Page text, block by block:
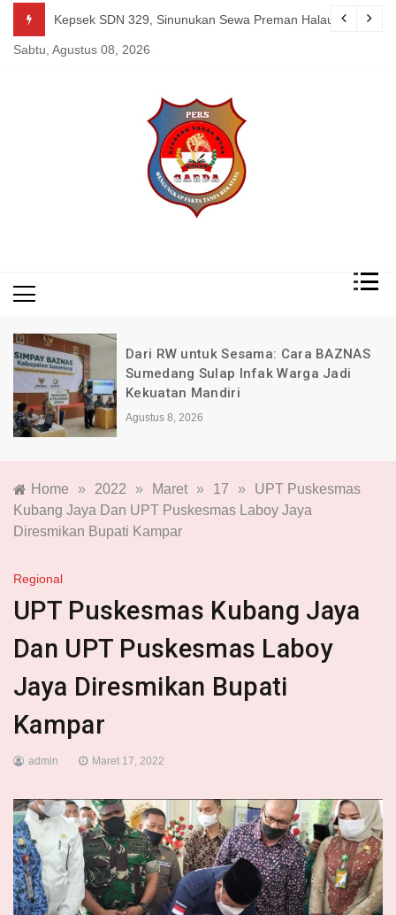
content
Tetap Berkarya dan Mandiri Agustus 07, 2026
Kepsek SDN 329, Sinunukan Sewa Preman Halau LSM
Sabtu, Agustus 08, 2026
Dari RW untuk Sesama: Cara BAZNAS
Sumedang Sulap Infak Warga Jadi
Kekuatan Mandiri
Agustus 8, 2026
Home » 2022 » Maret » 17 »
UPT Puskesmas
Kubang Jaya Dan UPT Puskesmas Laboy Jaya
Diresmikan Bupati Kampar
Regional
UPT Puskesmas Kubang Jaya
Dan UPT Puskesmas Laboy
Jaya Diresmikan Bupati
Kampar
admin Maret 17, 2022